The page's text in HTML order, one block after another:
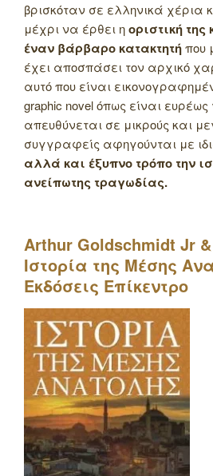
βρισκόταν σε ελληνικά χέρια
μέχρι να έρθει ηοριστική
έναν βάρβαρο κατακτητήπου
έχει αποσπάσει τον αρχικό
αυτό που είναι
graphic novel όπως είναι
απευθύνεται σε μικρούς και
συγγραφείς αφηγούνται με
αλλά και έξυπνο τρόπο την
ανείπωτης τραγωδίας.
Arthur Goldschmidt Jr &
Ιστορία της Μέσης
Εκδόσεις Επίκεντρο